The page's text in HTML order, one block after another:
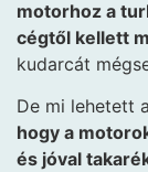
motorhoz a
cégtől kellett
kudarcát
De mi lehetett
hogy a
és jóval